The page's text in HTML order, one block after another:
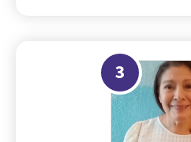
3